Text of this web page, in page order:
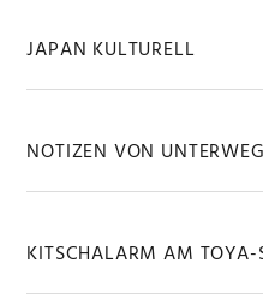
JAPAN KULTURELL
NOTIZEN VON
KITSCHALARM AM TOYA-